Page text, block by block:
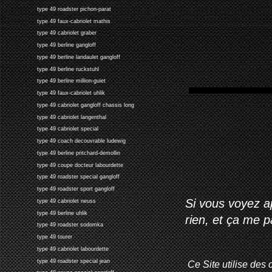
type 49 roadster pichon-parat
type 49 faux-cabriolet mathis
type 49 cabriolet graber
type 49 berline gangloff
type 49 berline landaulet gangloff
type 49 berline ruckstuhl
type 49 berline million-guiet
type 49 faux-cabriolet uhlik
type 49 cabriolet gangloff chassis long
type 49 cabriolet langenthal
type 49 cabriolet special
type 49 coach decouvrable ludewig
type 49 berline pritchard-demollin
type 49 coupe docteur labourdette
type 49 roadster special gangloff
type 49 roadster sport gangloff
type 49 cabriolet neuss
type 49 berline uhlik
type 49 roadster sodomka
type 49 tourer
type 49 cabriolet labourdette
type 49 roadster special jean
Si vous voyez
rien, et ça me
Ce Site utilise des